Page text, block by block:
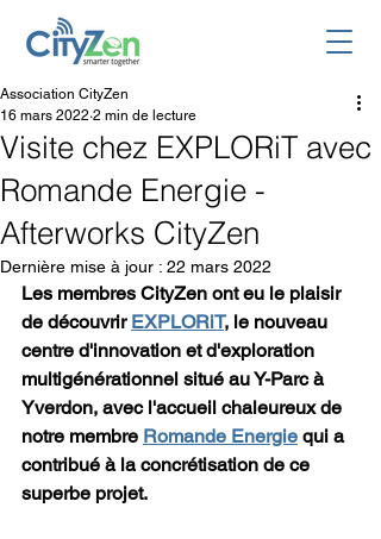
Visite chez EXPLORiT avec
Romande Energie -
Afterworks CityZen
Association CityZen
16 mars 2022 2 min de lecture
Dernière mise à jour : 22 mars 2022
Les membres CityZen ont eu le plaisir
de découvrir EXPLORiT, le nouveau
centre d'innovation et d'exploration
multigénérationnel situé au Y-Parc à
Yverdon, avec l'accueil chaleureux de
notre membre Romande Energie qui a
contribué à la concrétisation de ce
superbe projet.